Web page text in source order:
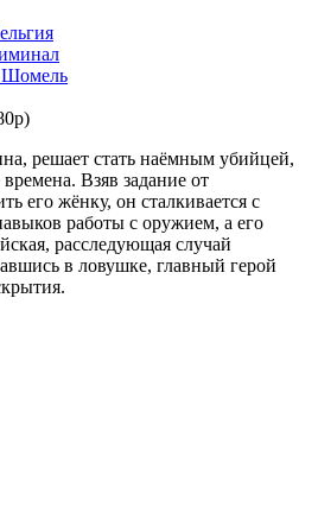
Шомель
решает стать наёмным убийцей,
Взяв задание от
его жёнку, он сталкивается с
работы с оружием, а его
расследующая случай
в ловушке, главный герой